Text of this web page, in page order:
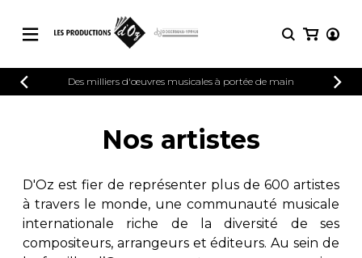
CATALOGUE
riche en œuvres originales et en
arrangements de qualité.
PARTITIONS POUR GUITARE
CONNEXION
INSCRIPTION
Des milliers d'œuvres musicales à portée de main
riche en œuvres originales et en
arrangements de qualité.
2 guitares
3 guitares
4 guitares
5 guitares et plus
Nos artistes
D'Oz est fier de représenter plus de 600 artistes
à travers le monde, une communauté musicale
internationale riche de la diversité de ses
compositeurs, arrangeurs et éditeurs. Au sein de